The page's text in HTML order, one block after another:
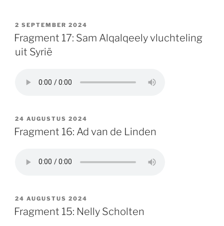
GEPLAATST
OP
2 SEPTEMBER 2024
Fragment 17: Sam Alqalqeely vluchteling
uit Syrië
GEPLAATST
OP
24 AUGUSTUS 2024
Fragment 16: Ad van de Linden
GEPLAATST
OP
24 AUGUSTUS 2024
Fragment 15: Nelly Scholten